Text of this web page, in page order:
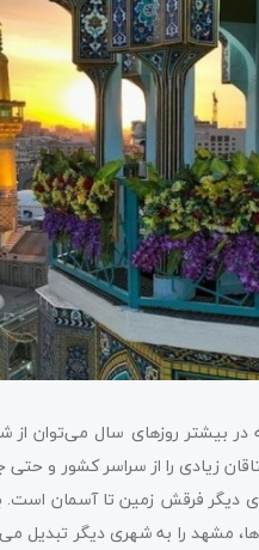
در بیشتر روزهای سال می‌توان
زیادی را از سراسر کشور و
دیگر فرقش زمین تا آسمان
مشهد را به شهری دیگر